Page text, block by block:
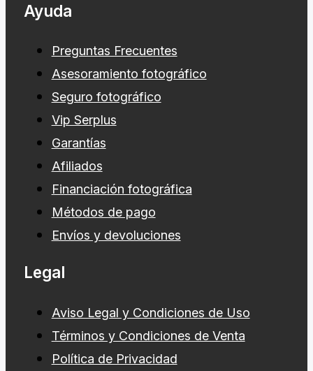
Ayuda
Preguntas Frecuentes
Asesoramiento fotográfico
Seguro fotográfico
Vip Serplus
Garantías
Afiliados
Financiación fotográfica
Métodos de pago
Envíos y devoluciones
Legal
Aviso Legal y Condiciones de Uso
Términos y Condiciones de Venta
Política de Privacidad